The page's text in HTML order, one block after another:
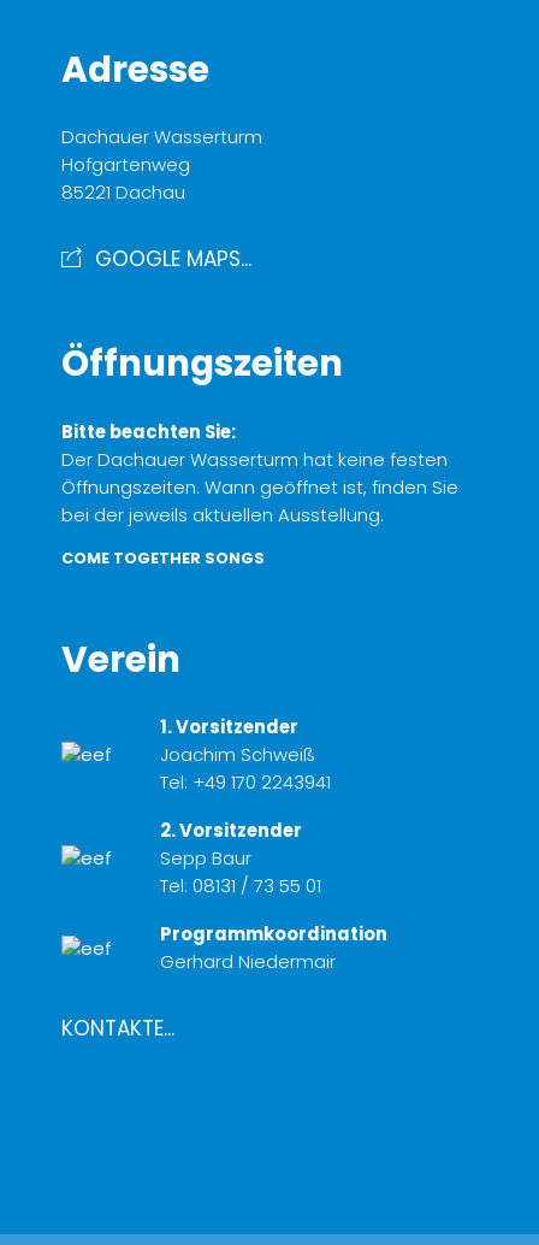
Adresse
Dachauer Wasserturm
Hofgartenweg
85221 Dachau
GOOGLE MAPS...
Öffnungszeiten
Bitte beachten Sie:
Der Dachauer Wasserturm hat keine festen
Öffnungszeiten. Wann geöffnet ist, finden Sie
bei der jeweils aktuellen Ausstellung.
COME TOGETHER SONGS
Verein
1. Vorsitzender
Joachim Schweiß
Tel: +49 170 2243941
2. Vorsitzender
Sepp Baur
Tel: 08131 / 73 55 01
Programmkoordination
Gerhard Niedermair
KONTAKTE...